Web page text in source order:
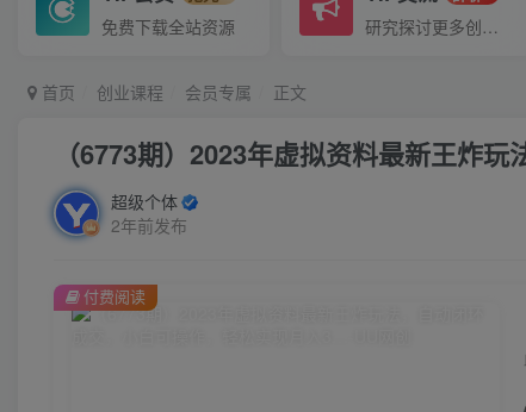
免费下载全站资源 研究探讨更多创业项目路子。
首页 创业课程 会员专属 正文
（6773期）2023年虚拟资料最新王炸
超级个体
2年前发布
付费阅读